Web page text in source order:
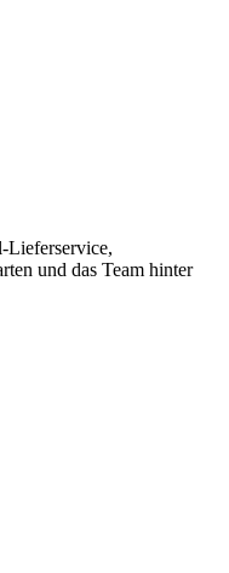
Lieferservice,
und das Team hinter